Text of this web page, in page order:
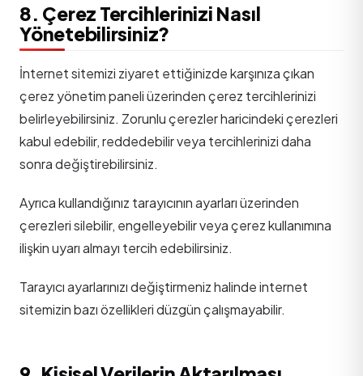
8. Çerez Tercihlerinizi Nasıl
Yönetebilirsiniz?
İnternet sitemizi ziyaret ettiğinizde karşınıza çıkan
çerez yönetim paneli üzerinden çerez tercihlerinizi
belirleyebilirsiniz. Zorunlu çerezler haricindeki çerezleri
kabul edebilir, reddedebilir veya tercihlerinizi daha
sonra değiştirebilirsiniz.
Ayrıca kullandığınız tarayıcının ayarları üzerinden
çerezleri silebilir, engelleyebilir veya çerez kullanımına
ilişkin uyarı almayı tercih edebilirsiniz.
Tarayıcı ayarlarınızı değiştirmeniz halinde internet
sitemizin bazı özellikleri düzgün çalışmayabilir.